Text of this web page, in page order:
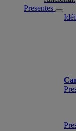
Presentes